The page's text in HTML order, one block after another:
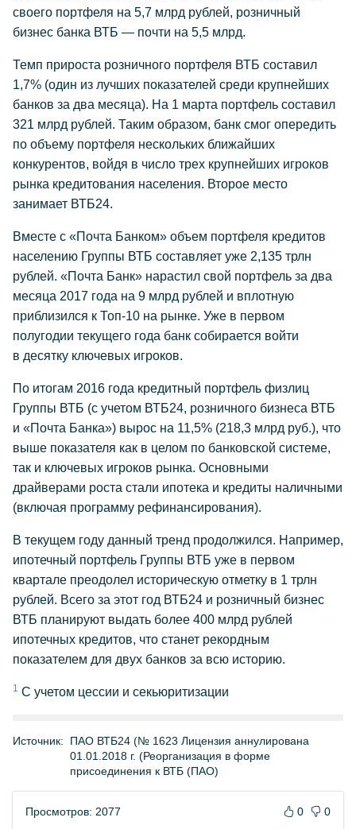
своего портфеля на 5,7 млрд рублей, розничный
бизнес банка ВТБ — почти на 5,5 млрд.
Темп прироста розничного портфеля ВТБ составил
1,7% (один из лучших показателей среди крупнейших
банков за два месяца). На 1 марта портфель составил
321 млрд рублей. Таким образом, банк смог опередить
по объему портфеля нескольких ближайших
конкурентов, войдя в число трех крупнейших игроков
рынка кредитования населения. Второе место
занимает ВТБ24.
Вместе с «Почта Банком» объем портфеля кредитов
населению Группы ВТБ составляет уже 2,135 трлн
рублей. «Почта Банк» нарастил свой портфель за два
месяца 2017 года на 9 млрд рублей и вплотную
приблизился к Топ-10 на рынке. Уже в первом
полугодии текущего года банк собирается войти
в десятку ключевых игроков.
По итогам 2016 года кредитный портфель физлиц
Группы ВТБ (с учетом ВТБ24, розничного бизнеса ВТБ
и «Почта Банка») вырос на 11,5% (218,3 млрд руб.), что
выше показателя как в целом по банковской системе,
так и ключевых игроков рынка. Основными
драйверами роста стали ипотека и кредиты наличными
(включая программу рефинансирования).
В текущем году данный тренд продолжился. Например,
ипотечный портфель Группы ВТБ уже в первом
квартале преодолел историческую отметку в 1 трлн
рублей. Всего за этот год ВТБ24 и розничный бизнес
ВТБ планируют выдать более 400 млрд рублей
ипотечных кредитов, что станет рекордным
показателем для двух банков за всю историю.
1 С учетом цессии и секьюритизации
Источник:
ПАО ВТБ24 (№ 1623 Лицензия аннулирована
01.01.2018 г. (Реорганизация в форме
присоединения к ВТБ (ПАО)
Просмотров: 2077 0 0